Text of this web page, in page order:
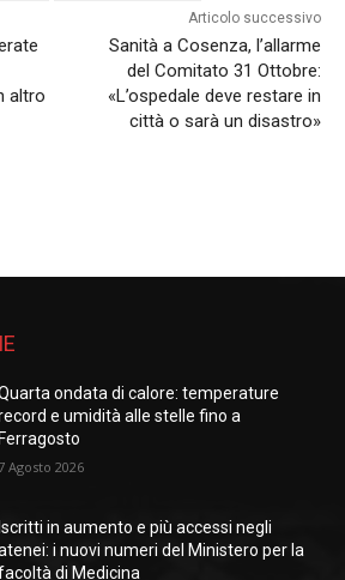
altro
Articolo successivo
Sanità a Cosenza, l’allarme
del Comitato 31 Ottobre:
«L’ospedale deve restare in
città o sarà un disastro»
ondata di calore: temperature
e umidità alle stelle fino a
Ferragosto
7 Agosto 2026
Iscritti in aumento e più accessi negli
i nuovi numeri del Ministero per la
di Medicina